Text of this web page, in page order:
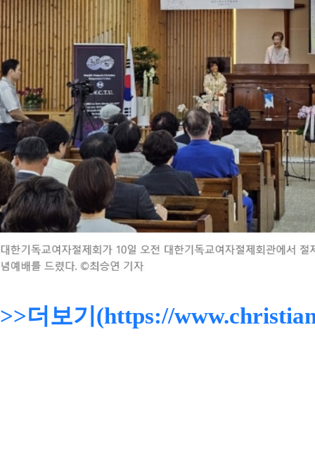
>>더보기(https://